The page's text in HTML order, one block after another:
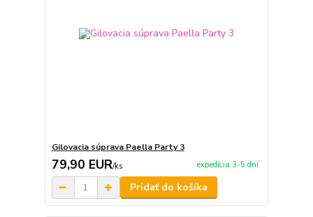
Gilovacia súprava Paella Party 3
79,90 EUR/ks expedícia 3-5 dní
Pridať do košíka